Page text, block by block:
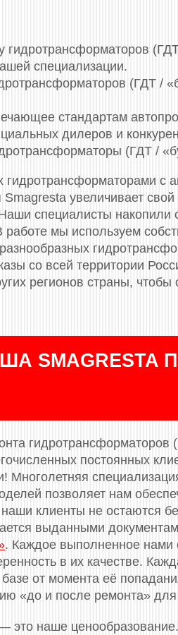
специализации.
(ГДТ /
стандартам
дилеров и
(ГДТ /
c
увеличивает
специалисты накопили
мы используем
со всей территории
регионов страны,
SMAGRESTA
гидротрансформаторов
постоянных
Многолетняя
позволяет нам
клиенты не остаются
выданными
. Каждое выполненное нами
в их качестве.
от момента её
«до и после ремонта» для
наше